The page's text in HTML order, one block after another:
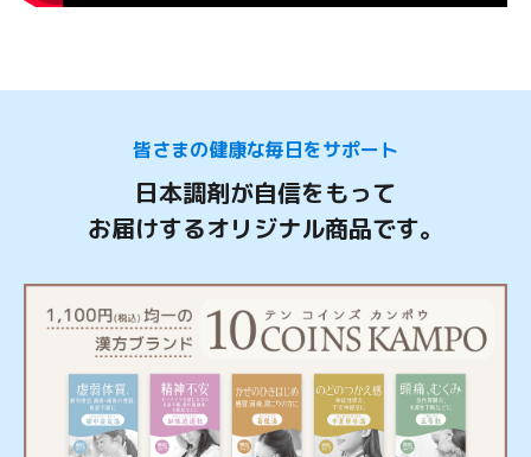
皆さまの健康な毎日をサポート
日本調剤が自信をもって
お届けするオリジナル商品です。